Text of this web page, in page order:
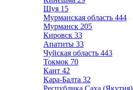
Шуя 15
Мурманская область 444
Мурманск 205
Кировск 33
Апатиты 33
Чуйская область 443
Токмок 70
Кант 42
Кара-Балта 32
Республика Саха (Якутия)